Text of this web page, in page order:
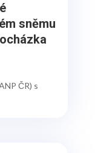
sněmu
ČR) s